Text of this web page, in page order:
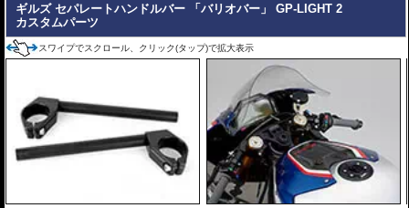
ギルズ セパレートハンドルバー 「バリオバー」 GP-LIGHT 2
カスタムパーツ
スワイプでスクロール、クリック(タップ)で拡大表示